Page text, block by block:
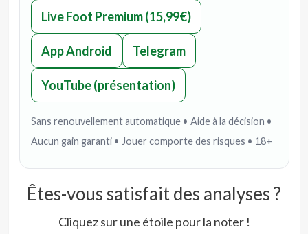
Live Foot Premium (15,99€)
App Android Telegram
YouTube (présentation)
Sans renouvellement automatique • Aide à la décision •
Aucun gain garanti • Jouer comporte des risques • 18+
Êtes-vous satisfait des analyses ?
Cliquez sur une étoile pour la noter !